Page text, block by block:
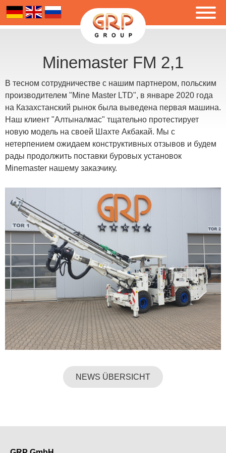
Minemaster FM 2,1
В тесном сотрудничестве с нашим партнером, польским
производителем "Mine Master LTD", в январе 2020 года
на Казахстанский рынок была выведена первая машина.
Наш клиент "Алтыналмас" тщательно протестирует
новую модель на своей Шахте Акбакай. Мы с
нетерпением ожидаем конструктивных отзывов и будем
рады продолжить поставки буровых установок
Minemaster нашему заказчику.
NEWS ÜBERSICHT